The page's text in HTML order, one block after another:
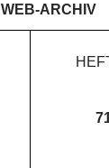
WEB-ARCHIV